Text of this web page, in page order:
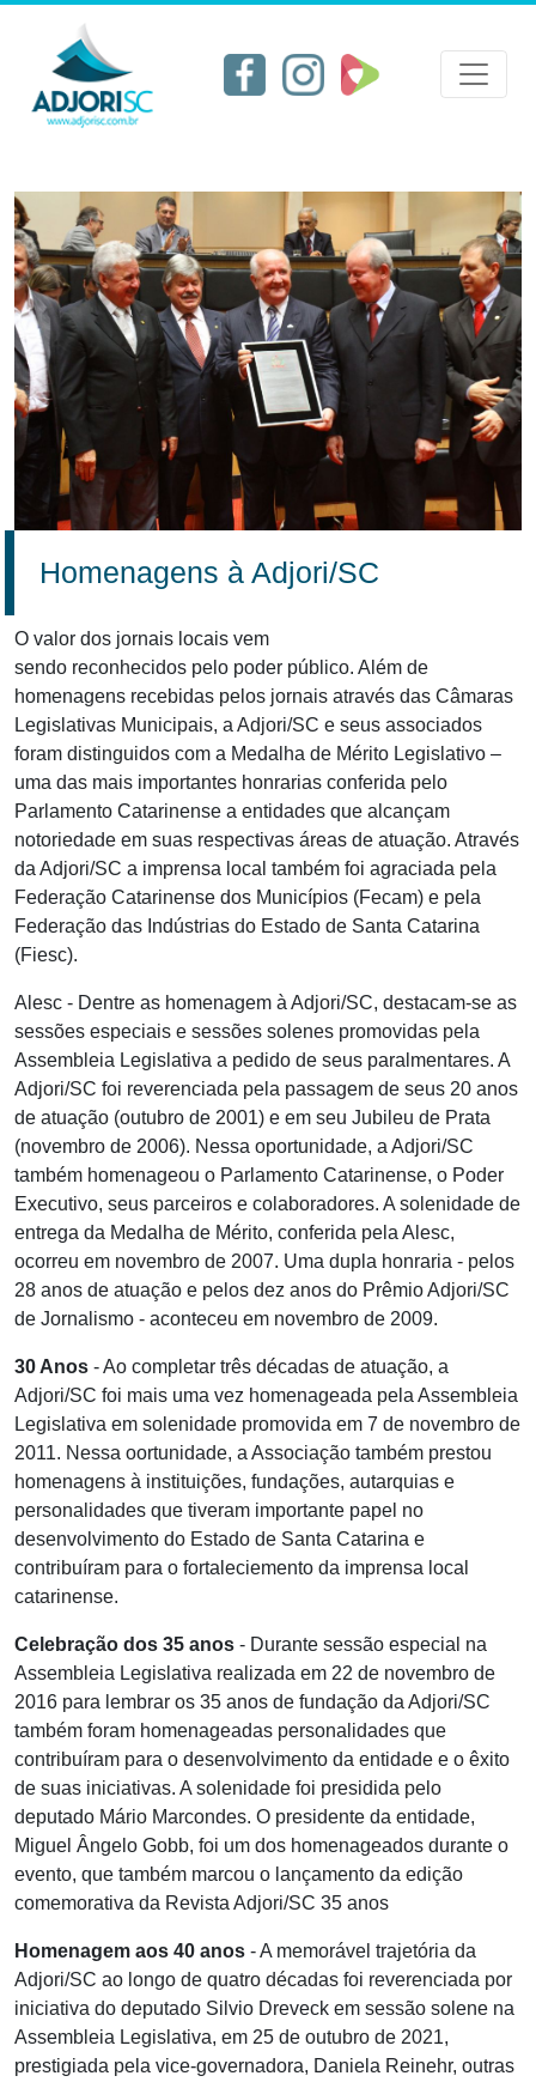
Homenagens à Adjori/SC
O valor dos jornais locais vem
sendo reconhecidos pelo poder público. Além de
homenagens recebidas pelos jornais através das Câmaras
Legislativas Municipais, a Adjori/SC e seus associados
foram distinguidos com a Medalha de Mérito Legislativo –
uma das mais importantes honrarias conferida pelo
Parlamento Catarinense a entidades que alcançam
notoriedade em suas respectivas áreas de atuação. Através
da Adjori/SC a imprensa local também foi agraciada pela
Federação Catarinense dos Municípios (Fecam) e pela
Federação das Indústrias do Estado de Santa Catarina
(Fiesc).
Alesc - Dentre as homenagem à Adjori/SC, destacam-se as
sessões especiais e sessões solenes promovidas pela
Assembleia Legislativa a pedido de seus paralmentares. A
Adjori/SC foi reverenciada pela passagem de seus 20 anos
de atuação (outubro de 2001) e em seu Jubileu de Prata
(novembro de 2006). Nessa oportunidade, a Adjori/SC
também homenageou o Parlamento Catarinense, o Poder
Executivo, seus parceiros e colaboradores. A solenidade de
entrega da Medalha de Mérito, conferida pela Alesc,
ocorreu em novembro de 2007. Uma dupla honraria - pelos
28 anos de atuação e pelos dez anos do Prêmio Adjori/SC
de Jornalismo - aconteceu em novembro de 2009.
30 Anos - Ao completar três décadas de atuação, a
Adjori/SC foi mais uma vez homenageada pela Assembleia
Legislativa em solenidade promovida em 7 de novembro de
2011. Nessa oortunidade, a Associação também prestou
homenagens à instituições, fundações, autarquias e
personalidades que tiveram importante papel no
desenvolvimento do Estado de Santa Catarina e
contribuíram para o fortaleciemento da imprensa local
catarinense.
Celebração dos 35 anos - Durante sessão especial na
Assembleia Legislativa realizada em 22 de novembro de
2016 para lembrar os 35 anos de fundação da Adjori/SC
também foram homenageadas personalidades que
contribuíram para o desenvolvimento da entidade e o êxito
de suas iniciativas. A solenidade foi presidida pelo
deputado Mário Marcondes. O presidente da entidade,
Miguel Ângelo Gobb, foi um dos homenageados durante o
evento, que também marcou o lançamento da edição
comemorativa da Revista Adjori/SC 35 anos
Homenagem aos 40 anos - A memorável trajetória da
Adjori/SC ao longo de quatro décadas foi reverenciada por
iniciativa do deputado Silvio Dreveck em sessão solene na
Assembleia Legislativa, em 25 de outubro de 2021,
prestigiada pela vice-governadora, Daniela Reinehr, outras